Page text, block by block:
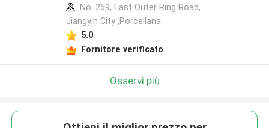
No. 269, East Outer Ring Road,
Jiangyin City ,Porcellana
5.0
Fornitore verificato
Osservi più